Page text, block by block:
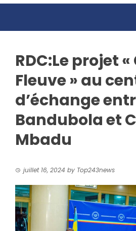
RDC:Le projet
Fleuve » au
d’échange
Bandubola et
Mbadu
juillet 16, 2024 by Top243news